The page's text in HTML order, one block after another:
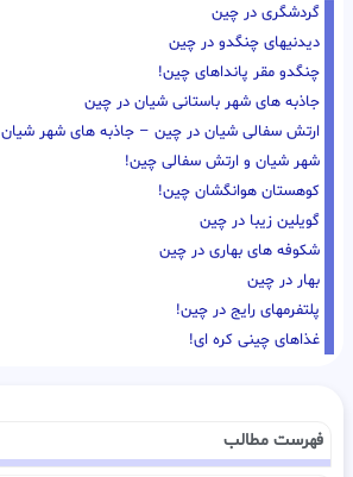
گردشگری در چین
دیدنیهای چنگدو در چین
چنگدو مقر پانداهای چین!
جاذبه های شهر باستانی شیان در چین
ارتش سفالی شیان در چین – جاذبه های شهر شیان
شهر شیان و ارتش سفالی چین!
کوهستان هوانگشان چین!
گویلین زیبا در چین
شکوفه های بهاری در چین
بهار در چین
پلتفرمهای رایج در چین!
غذاهای چینی کره ای!
فهرست مطالب